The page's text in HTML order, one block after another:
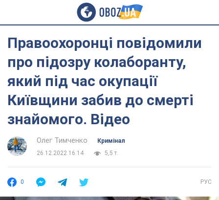
Правоохоронці повідомили
про підозру колаборанту,
який під час окупації
Київщини забив до смерті
знайомого. Відео
Олег Тимченко
Кримінал
26.12.2022 16:14
5,5 т.
0 РУС